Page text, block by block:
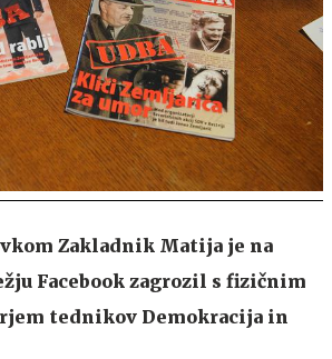
Zakladnik Matija je na
Facebook zagrozil s fizičnim
tednikov Demokracija in